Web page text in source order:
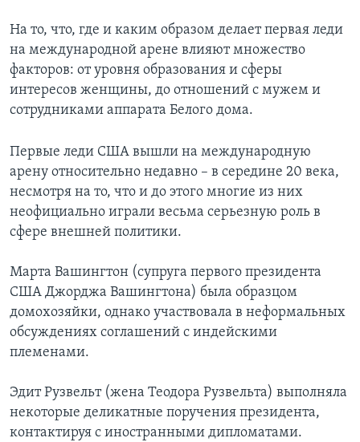
На то, что, где и каким образом делает первая леди
на международной арене влияют множество
факторов: от уровня образования и сферы
интересов женщины, до отношений с мужем и
сотрудниками аппарата Белого дома.
Первые леди США вышли на международную
арену относительно недавно – в середине 20 века,
несмотря на то, что и до этого многие из них
неофициально играли весьма серьезную роль в
сфере внешней политики.
Марта Вашингтон (супруга первого президента
США Джорджа Вашингтона) была образцом
домохозяйки, однако участвовала в неформальных
обсуждениях соглашений с индейскими
племенами.
Эдит Рузвельт (жена Теодора Рузвельта) выполняла
некоторые деликатные поручения президента,
контактируя с иностранными дипломатами.